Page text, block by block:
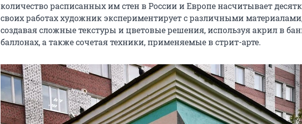
количество расписанных им стен в России и Европе насчитывает
своих работах художник экспериментирует с различными
создавая сложные текстуры и цветовые решения, используя акрил в
баллонах, а также сочетая техники, применяемые в стрит-арте.